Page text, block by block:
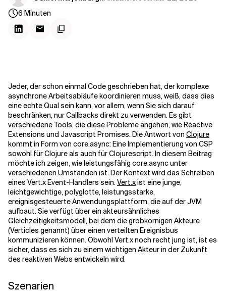
Verwandte Themen
6 Minuten
Jeder, der schon einmal Code geschrieben hat, der komplexe
asynchrone Arbeitsabläufe koordinieren muss, weiß, dass dies
eine echte Qual sein kann, vor allem, wenn Sie sich darauf
beschränken, nur Callbacks direkt zu verwenden. Es gibt
verschiedene Tools, die diese Probleme angehen, wie Reactive
Extensions und Javascript Promises. Die Antwort von Clojure
kommt in Form von core.async: Eine Implementierung von CSP
sowohl für Clojure als auch für Clojurescript. In diesem Beitrag
möchte ich zeigen, wie leistungsfähig core.async unter
verschiedenen Umständen ist. Der Kontext wird das Schreiben
eines Vert.x Event-Handlers sein.Vert.xist eine junge,
leichtgewichtige, polyglotte, leistungsstarke,
ereignisgesteuerte Anwendungsplattform, die auf der JVM
aufbaut. Sie verfügt über ein akteursähnliches
Gleichzeitigkeitsmodell, bei dem die grobkörnigen Akteure
(Verticles genannt) über einen verteilten Ereignisbus
kommunizieren können. Obwohl Vert.x noch recht jung ist, ist es
sicher, dass es sich zu einem wichtigen Akteur in der Zukunft
des reaktiven Webs entwickeln wird.
Szenarien